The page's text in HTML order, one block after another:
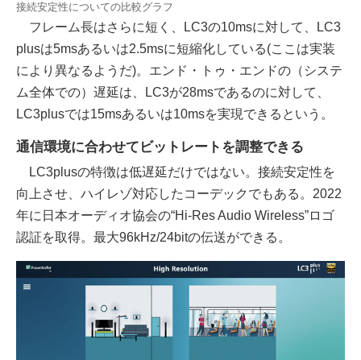
接続安定性についての比較グラフ
フレーム長はさらに短く、LC3の10msに対して、LC3
plusは5msあるいは2.5msに短縮化している(ここは実装
により異なるようだ)。エンド・トゥ・エンドの（システ
ム全体での）遅延は、LC3が28msであるのに対して、
LC3plusでは15msあるいは10msを実現できるという。
通信環境に合わせてビットレートを調整できる
LC3plusの特徴は低遅延だけではない。接続安定性を
向上させ、ハイレゾ対応したコーデックでもある。2022
年に日本オーディオ協会の“Hi-Res Audio Wireless”ロゴ
認証を取得。最大96kHz/24bitの伝送ができる。